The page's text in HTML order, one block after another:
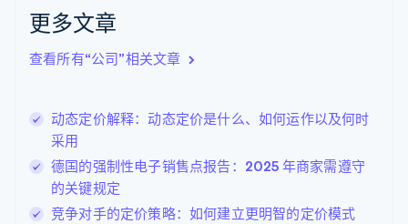
更多文章
查看所有“公司”相关文章
动态定价解释：动态定价是什么、如何运作以及何时
采用
德国的强制性电子销售点报告：2025 年商家需遵守
的关键规定
竞争对手的定价策略：如何建立更明智的定价模式
克罗地亚
EnglishItaliano
拉脱维亚
English
列支敦士登
Deutsch
卢森堡
FrançaisDeutsch English
罗马尼亚
English